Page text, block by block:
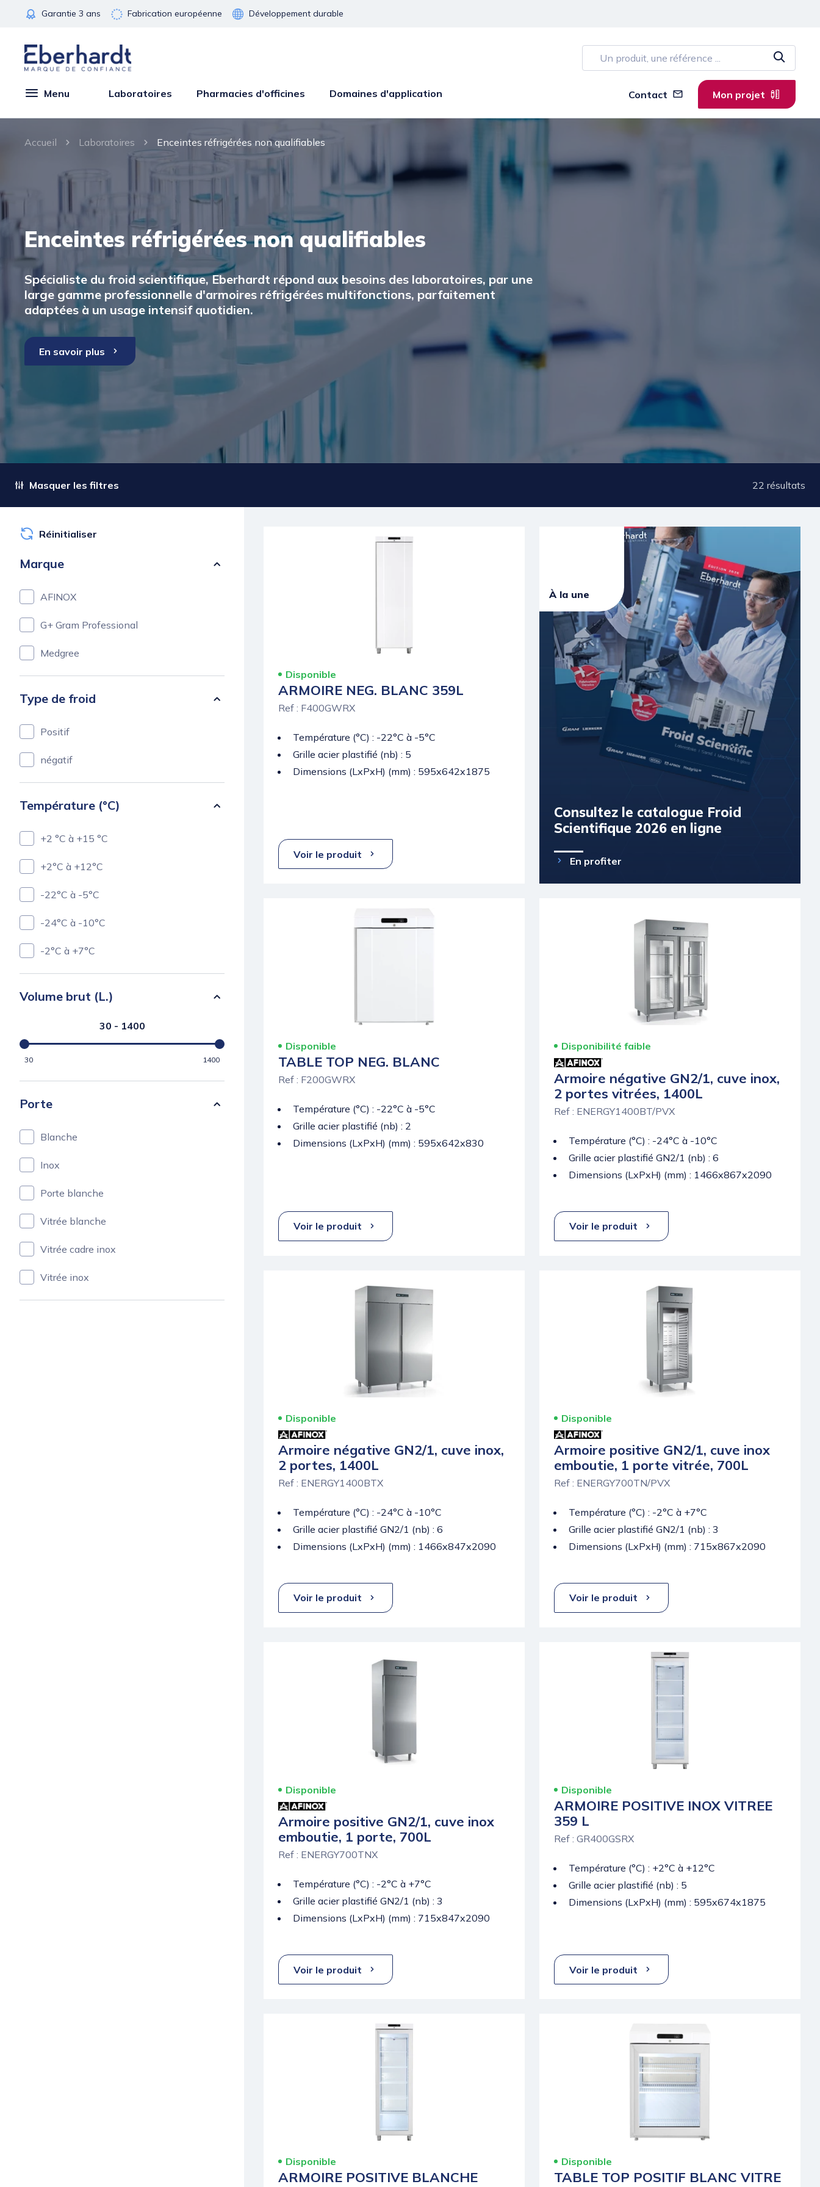
Garantie 3 ans Fabrication européenne Développement durable
Menu Laboratoires Pharmacies d'officines Domaines d'application Contact Mon projet
Accueil Laboratoires Enceintes réfrigérées non qualifiables
Enceintes réfrigérées non qualifiables
Spécialiste du froid scientifique, Eberhardt répond aux besoins des laboratoires, par une
large gamme professionnelle d'armoires réfrigérées multifonctions, parfaitement
adaptées à un usage intensif quotidien.
En savoir plus
Masquer les filtres 22 résultats
Réinitialiser
Marque
AFINOX
G+ Gram Professional
Medgree
Type de froid
Positif
négatif
Température (°C)
+2 °C à +15 °C
+2°C à +12°C
-22°C à -5°C
-24°C à -10°C
-2°C à +7°C
Volume brut (L.)
30 - 1400
30 1400
Porte
Blanche
Inox
Porte blanche
Vitrée blanche
Vitrée cadre inox
Vitrée inox
Disponible
ARMOIRE NEG. BLANC 359L
Ref : F400GWRX
Température (°C) : -22°C à -5°C
Grille acier plastifié (nb) : 5
Dimensions (LxPxH) (mm) : 595x642x1875
Voir le produit
À la une
Consultez le catalogue Froid
Scientifique 2026 en ligne
En profiter
Disponible
TABLE TOP NEG. BLANC
Ref : F200GWRX
Température (°C) : -22°C à -5°C
Grille acier plastifié (nb) : 2
Dimensions (LxPxH) (mm) : 595x642x830
Voir le produit
Disponibilité faible
Armoire négative GN2/1, cuve inox,
2 portes vitrées, 1400L
Ref : ENERGY1400BT/PVX
Température (°C) : -24°C à -10°C
Grille acier plastifié GN2/1 (nb) : 6
Dimensions (LxPxH) (mm) : 1466x867x2090
Voir le produit
Disponible
Armoire négative GN2/1, cuve inox,
2 portes, 1400L
Ref : ENERGY1400BTX
Température (°C) : -24°C à -10°C
Grille acier plastifié GN2/1 (nb) : 6
Dimensions (LxPxH) (mm) : 1466x847x2090
Voir le produit
Disponible
Armoire positive GN2/1, cuve inox
emboutie, 1 porte vitrée, 700L
Ref : ENERGY700TN/PVX
Température (°C) : -2°C à +7°C
Grille acier plastifié GN2/1 (nb) : 3
Dimensions (LxPxH) (mm) : 715x867x2090
Voir le produit
Disponible
Armoire positive GN2/1, cuve inox
emboutie, 1 porte, 700L
Ref : ENERGY700TNX
Température (°C) : -2°C à +7°C
Grille acier plastifié GN2/1 (nb) : 3
Dimensions (LxPxH) (mm) : 715x847x2090
Voir le produit
Disponible
ARMOIRE POSITIVE INOX VITREE
359 L
Ref : GR400GSRX
Température (°C) : +2°C à +12°C
Grille acier plastifié (nb) : 5
Dimensions (LxPxH) (mm) : 595x674x1875
Voir le produit
Disponible
ARMOIRE POSITIVE BLANCHE
Disponible
TABLE TOP POSITIF BLANC VITRE